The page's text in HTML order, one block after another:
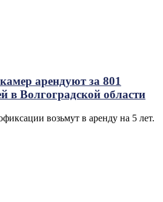
арендуют за 801
в Волгоградской области
возьмут в аренду на 5 лет.